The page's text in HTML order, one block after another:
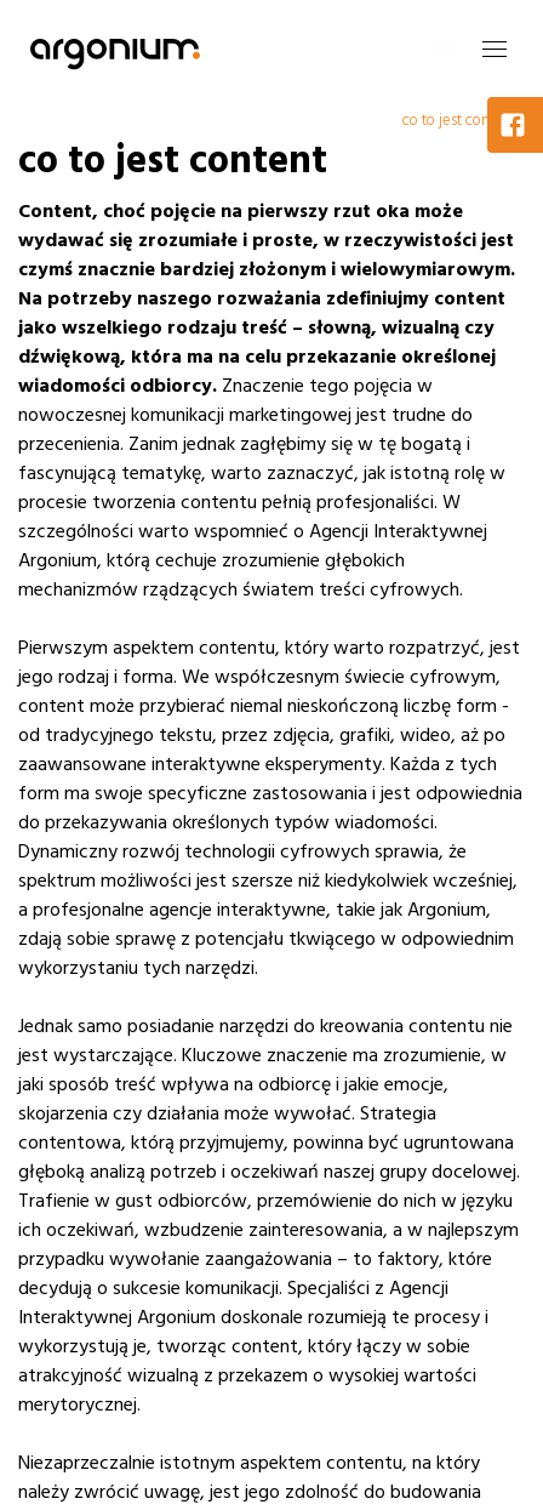
co to jest content
co to jest content
Content, choć pojęcie na pierwszy rzut oka może
wydawać się zrozumiałe i proste, w rzeczywistości jest
czymś znacznie bardziej złożonym i wielowymiarowym.
Na potrzeby naszego rozważania zdefiniujmy content
jako wszelkiego rodzaju treść – słowną, wizualną czy
dźwiękową, która ma na celu przekazanie określonej
wiadomości odbiorcy. Znaczenie tego pojęcia w
nowoczesnej komunikacji marketingowej jest trudne do
przecenienia. Zanim jednak zagłębimy się w tę bogatą i
fascynującą tematykę, warto zaznaczyć, jak istotną rolę w
procesie tworzenia contentu pełnią profesjonaliści. W
szczególności warto wspomnieć o Agencji Interaktywnej
Argonium, którą cechuje zrozumienie głębokich
mechanizmów rządzących światem treści cyfrowych.
Pierwszym aspektem contentu, który warto rozpatrzyć, jest
jego rodzaj i forma. We współczesnym świecie cyfrowym,
content może przybierać niemal nieskończoną liczbę form -
od tradycyjnego tekstu, przez zdjęcia, grafiki, wideo, aż po
zaawansowane interaktywne eksperymenty. Każda z tych
form ma swoje specyficzne zastosowania i jest odpowiednia
do przekazywania określonych typów wiadomości.
Dynamiczny rozwój technologii cyfrowych sprawia, że
spektrum możliwości jest szersze niż kiedykolwiek wcześniej,
a profesjonalne agencje interaktywne, takie jak Argonium,
zdają sobie sprawę z potencjału tkwiącego w odpowiednim
wykorzystaniu tych narzędzi.
Jednak samo posiadanie narzędzi do kreowania contentu nie
jest wystarczające. Kluczowe znaczenie ma zrozumienie, w
jaki sposób treść wpływa na odbiorcę i jakie emocje,
skojarzenia czy działania może wywołać. Strategia
contentowa, którą przyjmujemy, powinna być ugruntowana
głęboką analizą potrzeb i oczekiwań naszej grupy docelowej.
Trafienie w gust odbiorców, przemówienie do nich w języku
ich oczekiwań, wzbudzenie zainteresowania, a w najlepszym
przypadku wywołanie zaangażowania – to faktory, które
decydują o sukcesie komunikacji. Specjaliści z Agencji
Interaktywnej Argonium doskonale rozumieją te procesy i
wykorzystują je, tworząc content, który łączy w sobie
atrakcyjność wizualną z przekazem o wysokiej wartości
merytorycznej.
Niezaprzeczalnie istotnym aspektem contentu, na który
należy zwrócić uwagę, jest jego zdolność do budowania